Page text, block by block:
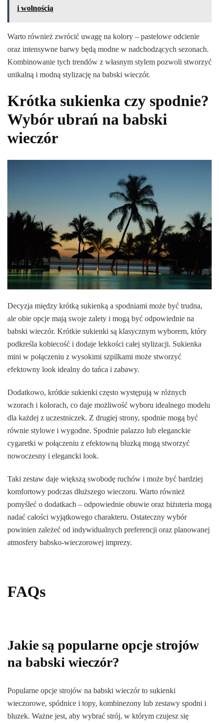
i wolnością
Warto również zwrócić uwagę na kolory – pastelowe odcienie
oraz intensywne barwy będą modne w nadchodzących sezonach.
Kombinowanie tych trendów z własnym stylem pozwoli stworzyć
unikalną i modną stylizację na babski wieczór.
Krótka sukienka czy spodnie?
Wybór ubrań na babski
wieczór
Decyzja między krótką sukienką a spodniami może być trudna,
ale obie opcje mają swoje zalety i mogą być odpowiednie na
babski wieczór. Krótkie sukienki są klasycznym wyborem, który
podkreśla kobiecość i dodaje lekkości całej stylizacji. Sukienka
mini w połączeniu z wysokimi szpilkami może stworzyć
efektowny look idealny do tańca i zabawy.
Dodatkowo, krótkie sukienki często występują w różnych
wzorach i kolorach, co daje możliwość wyboru idealnego modelu
dla każdej z uczestniczek. Z drugiej strony, spodnie mogą być
równie stylowe i wygodne. Spodnie palazzo lub eleganckie
cygaretki w połączeniu z efektowną bluzką mogą stworzyć
nowoczesny i elegancki look.
Taki zestaw daje większą swobodę ruchów i może być bardziej
komfortowy podczas dłuższego wieczoru. Warto również
pomyśleć o dodatkach – odpowiednie obuwie oraz biżuteria mogą
nadać całości wyjątkowego charakteru. Ostateczny wybór
powinien zależeć od indywidualnych preferencji oraz planowanej
atmosfery babsko-wieczorowej imprezy.
FAQs
Jakie są popularne opcje strojów
na babski wieczór?
Popularne opcje strojów na babski wieczór to sukienki
wieczorowe, spódnice i topy, kombinezony lub zestawy spodni i
bluzek. Ważne jest, aby wybrać strój, w którym czujesz się